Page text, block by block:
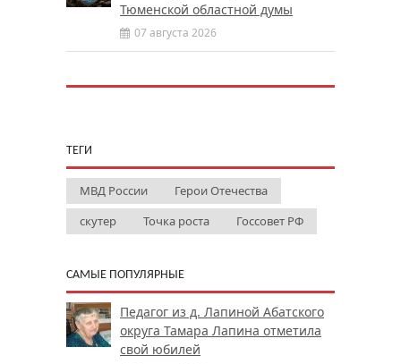
Тюменской областной думы
07 августа 2026
ТЕГИ
МВД России
Герои Отечества
скутер
Точка роста Госсовет РФ
САМЫЕ ПОПУЛЯРНЫЕ
Педагог из д. Лапиной Абатского
округа Тамара Лапина отметила
свой юбилей